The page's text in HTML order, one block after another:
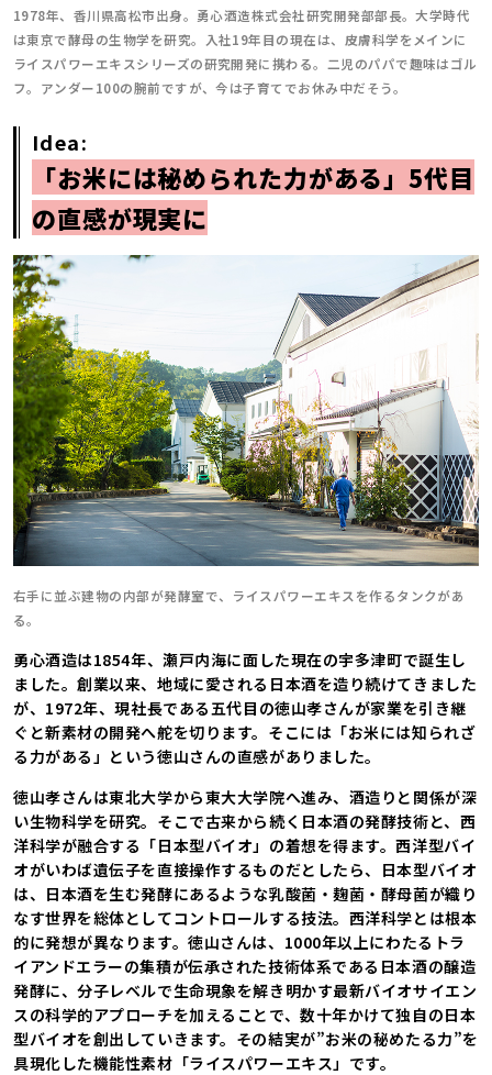
1978年、香川県高松市出身。勇心酒造株式会社研究開発部部長。大学時代
は東京で酵母の生物学を研究。入社19年目の現在は、皮膚科学をメインに
ライスパワーエキスシリーズの研究開発に携わる。二児のパパで趣味はゴル
フ。アンダー100の腕前ですが、今は子育てでお休み中だそう。
Idea:
「お米には秘められた力がある」5代目
の直感が現実に
右手に並ぶ建物の内部が発酵室で、ライスパワーエキスを作るタンクがあ
る。
勇心酒造は1854年、瀬戸内海に面した現在の宇多津町で誕生し
ました。創業以来、地域に愛される日本酒を造り続けてきました
が、1972年、現社長である五代目の徳山孝さんが家業を引き継
ぐと新素材の開発へ舵を切ります。そこには「お米には知られざ
る力がある」という徳山さんの直感がありました。
徳山孝さんは東北大学から東大大学院へ進み、酒造りと関係が深
い生物科学を研究。そこで古来から続く日本酒の発酵技術と、西
洋科学が融合する「日本型バイオ」の着想を得ます。西洋型バイ
オがいわば遺伝子を直接操作するものだとしたら、日本型バイオ
は、日本酒を生む発酵にあるような乳酸菌・麹菌・酵母菌が織り
なす世界を総体としてコントロールする技法。西洋科学とは根本
的に発想が異なります。徳山さんは、1000年以上にわたるトラ
イアンドエラーの集積が伝承された技術体系である日本酒の醸造
発酵に、分子レベルで生命現象を解き明かす最新バイオサイエン
スの科学的アプローチを加えることで、数十年かけて独自の日本
型バイオを創出していきます。その結実が”お米の秘めたる力”を
具現化した機能性素材「ライスパワーエキス」です。